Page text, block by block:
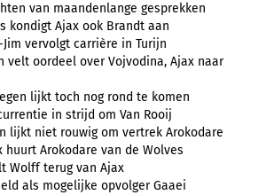
van maandenlange gesprekken
kondigt Ajax ook Brandt aan
vervolgt carrière in Turijn
velt oordeel over Vojvodina, Ajax naar
lijkt toch nog rond te komen
in strijd om Van Rooij
lijkt niet rouwig om vertrek Arokodare
huurt Arokodare van de Wolves
Wolff terug van Ajax
als mogelijke opvolger Gaaei